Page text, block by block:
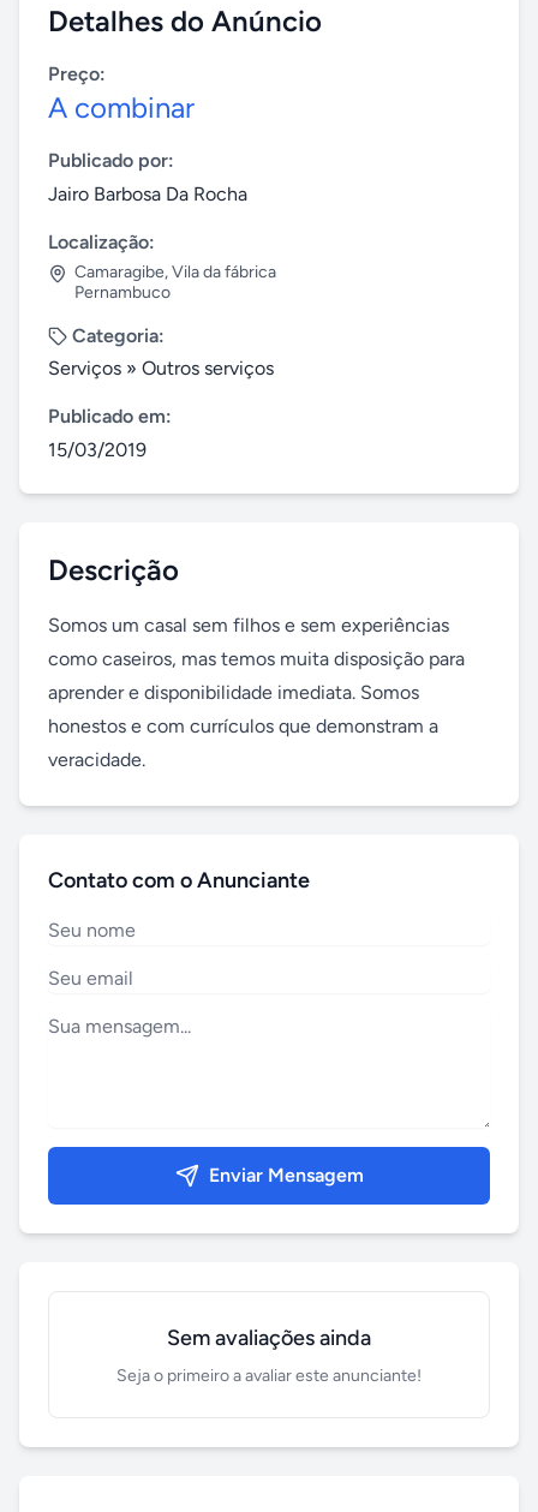
Detalhes do Anúncio
Preço:
A combinar
Publicado por:
Jairo Barbosa Da Rocha
Localização:
Camaragibe,Vila da fábrica
Pernambuco
Categoria:
Serviços » Outros serviços
Publicado em:
15/03/2019
Descrição
Somos um casal sem filhos e sem experiências
como caseiros, mas temos muita disposição para
aprender e disponibilidade imediata. Somos
honestos e com currículos que demonstram a
veracidade.
Contato com o Anunciante
Enviar Mensagem
Sem avaliações ainda
Seja o primeiro a avaliar este anunciante!